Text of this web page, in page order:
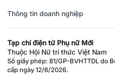
Thông tin doanh nghiệp
Tạp chí điện tử Phụ nữ Mới
Thuộc Hội Nữ trí thức Việt Nam
Số giấy phép: 81/GP-BVHTTDL do
cấp ngày 12/6/2026.